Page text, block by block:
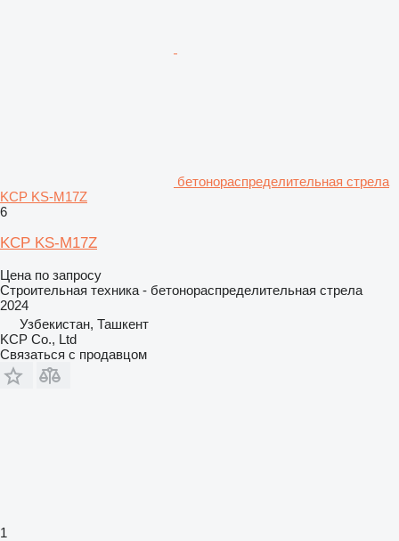
бетонораспределительная стрела
KCP KS-M17Z
6
KCP KS-M17Z
Цена по запросу
Строительная техника - бетонораспределительная стрела
2024
Узбекистан, Ташкент
KCP Co., Ltd
Связаться с продавцом
1